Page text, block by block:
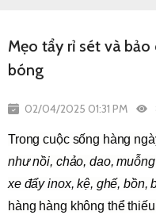
Mẹo tẩy rỉ sét và
bóng
02/04/2025 01:31 PM
Trong cuộc sống hàng
như nồi, chảo, dao,
xe đẩy inox, kệ, ghế, bồn,
hàng hàng không thể